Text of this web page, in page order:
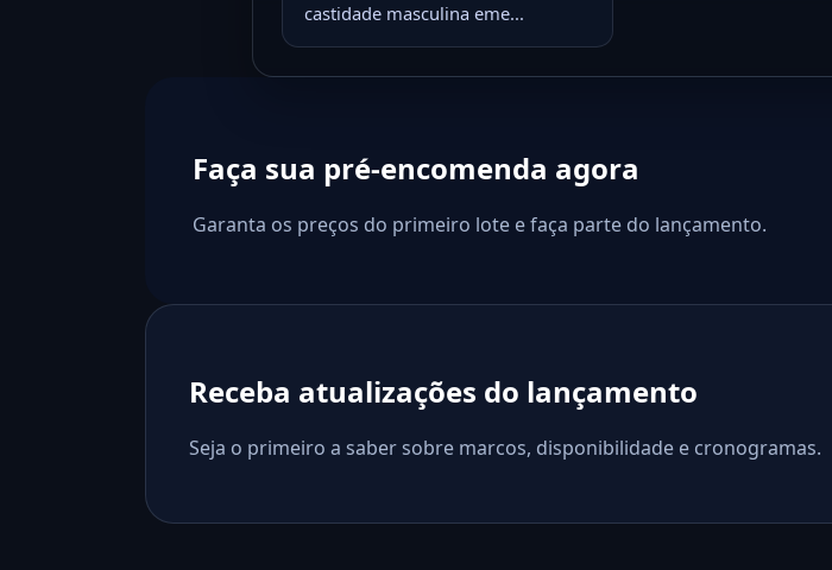
castidade masculina eme...
Faça sua pré-encomenda agora
Garanta os preços do primeiro lote e faça parte do lançamento.
Receba atualizações do lançamento
Seja o primeiro a saber sobre marcos, disponibilidade e cronogramas.